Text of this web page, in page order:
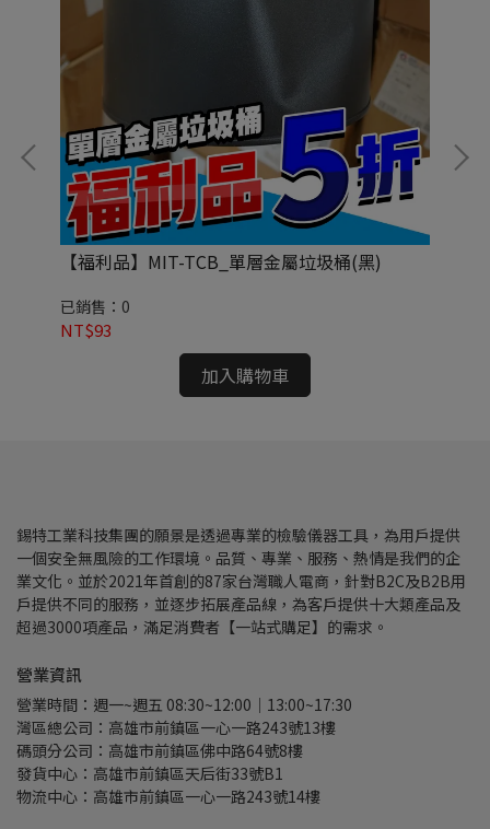
【福利品】MIT-TCB_單層金屬垃圾桶(黑)
已銷售：0
NT$93
加入購物車
錫特工業科技集團的願景是透過專業的檢驗儀器工具，為用戶提供
一個安全無風險的工作環境。品質、專業、服務、熱情是我們的企
業文化。並於2021年首創的87家台灣職人電商，針對B2C及B2B用
戶提供不同的服務，並逐步拓展產品線，為客戶提供十大類產品及
超過3000項產品，滿足消費者【一站式購足】的需求。
營業資訊
營業時間：週一~週五 08:30~12:00｜13:00~17:30
灣區總公司：高雄市前鎮區一心一路243號13樓
碼頭分公司：高雄市前鎮區佛中路64號8樓
發貨中心：高雄市前鎮區天后街33號B1
物流中心：高雄市前鎮區一心一路243號14樓